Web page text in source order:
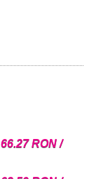
66.27 RON /